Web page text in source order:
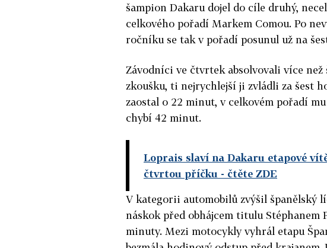
šampion Dakaru dojel do cíle druhý,
celkového pořadí Markem Comou. Po
ročníku se tak v pořadí posunul už na
Závodníci ve čtvrtek absolvovali více
zkoušku, ti nejrychlejší ji zvládli za šest
zaostal o 22 minut, v celkovém pořadí
chybí 42 minut.
Loprais slaví na Dakaru etapové
čtvrtou příčku - čtěte ZDE
V kategorii automobilů zvýšil španělský
náskok před obhájcem titulu Stéphanem
minuty. Mezi motocykly vyhrál etapu